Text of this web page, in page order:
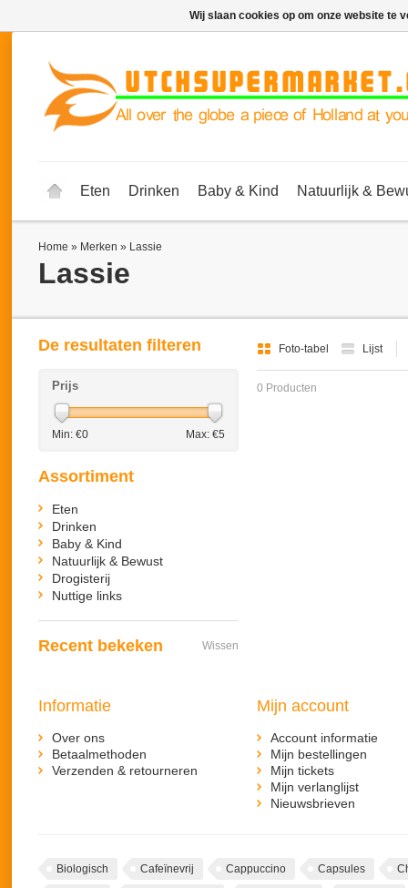
Eten Drinken Baby & Kind Natuurlijk &
Home » Merken » Lassie
Lassie
Foto-tabel Lijst
0 Producten
De resultaten filteren
Prijs
Min: €0 Max: €5
Assortiment
Eten
Drinken
Baby & Kind
Natuurlijk & Bewust
Drogisterij
Nuttige links
Recent bekeken Wissen
Informatie
Over ons
Betaalmethoden
Verzenden & retourneren
Mijn account
Account informatie
Mijn bestellingen
Mijn tickets
Mijn verlanglijst
Nieuwsbrieven
Biologisch Cafeïnevrij Cappuccino Capsules
Wij slaan cookies op om onze website te